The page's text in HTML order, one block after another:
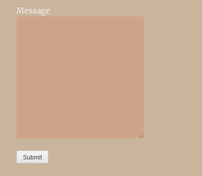
Message